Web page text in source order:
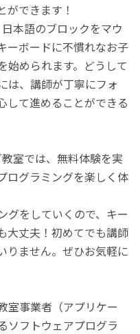
ができます！
本語のブロックをマウ
ーボードに不慣れなお子
始められます。どうして
は、講師が丁寧にフォ
して進めることができる
室では、無料体験を実
ログラミングを楽しく体
グをしていくので、キー
大丈夫！初めてでも講師
りません。ぜひお気軽に
室事業者（アプリケー
ソフトウェアプログラ